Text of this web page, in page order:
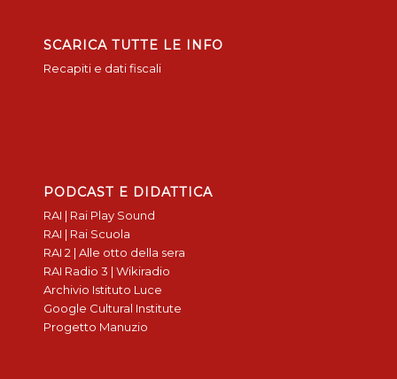
SCARICA TUTTE LE INFO
Recapiti e dati fiscali
PODCAST E DIDATTICA
RAI | Rai Play Sound
RAI | Rai Scuola
RAI 2 | Alle otto della sera
RAI Radio 3 | Wikiradio
Archivio Istituto Luce
Google Cultural Institute
Progetto Manuzio